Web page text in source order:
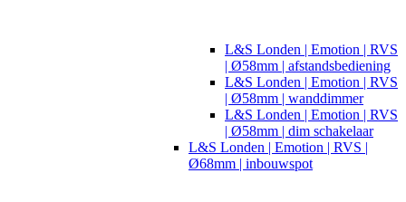
L&S Londen | Emotion | RVS
| Ø58mm | afstandsbediening
L&S Londen | Emotion | RVS
| Ø58mm | wanddimmer
L&S Londen | Emotion | RVS
| Ø58mm | dim schakelaar
L&S Londen | Emotion | RVS |
Ø68mm | inbouwspot